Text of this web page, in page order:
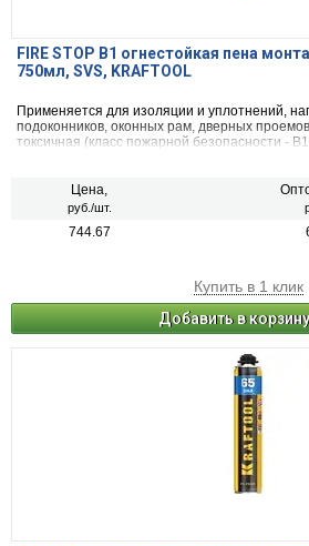
FIRE STOP B1 огнестойкая пена
750мл, SVS, KRAFTOOL
Применяется для изоляции и уплотнений,
подоконников, оконных рам, дверных
токсичная (класс пожарной безопасности -
Цена,
руб./шт.
744.67
Купить в 1 клик
Добавить в корзину